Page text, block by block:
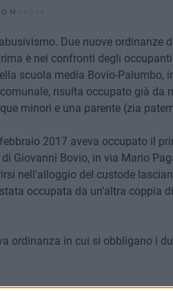
Due nuove ordinanze
è nei confronti degli occupanti
scuola media Bovio-Palumbo,
risulta occupato già da
minori e una parente (zia
2017 aveva occupato il
Giovanni Bovio, in via Mario
nell'alloggio del custode
occupata da un'altra coppia di
ordinanza in cui si obbligano i